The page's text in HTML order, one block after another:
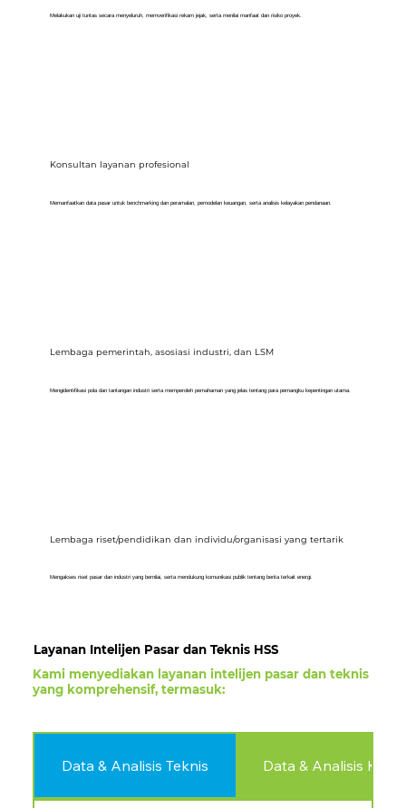
Layanan Intelijen Pasar dan Teknis HSS
Kami menyediakan layanan intelijen pasar dan teknis
yang komprehensif, termasuk:
Data & Analisis Teknis Data & Analisis
Melakukan uji tuntas secara menyeluruh, memverifikasi rekam jejak, serta menilai manfaat dan risiko proyek.
Konsultan layanan profesional
Memanfaatkan data pasar untuk benchmarking dan peramalan, pemodelan keuangan, serta analisis kelayakan pendanaan.
Lembaga pemerintah, asosiasi industri, dan LSM
Mengidentifikasi pola dan tantangan industri serta memperoleh pemahaman yang jelas tentang para pemangku kepentingan utama.
Lembaga riset/pendidikan dan individu/organisasi yang tertarik
Mengakses riset pasar dan industri yang bernilai, serta mendukung komunikasi publik tentang berita terkait energi.